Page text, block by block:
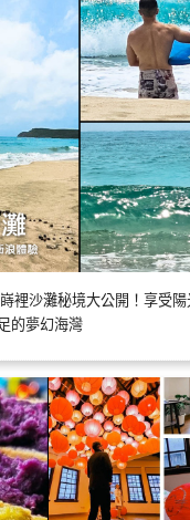
裡沙灘秘境大公開！享受
的夢幻海灣